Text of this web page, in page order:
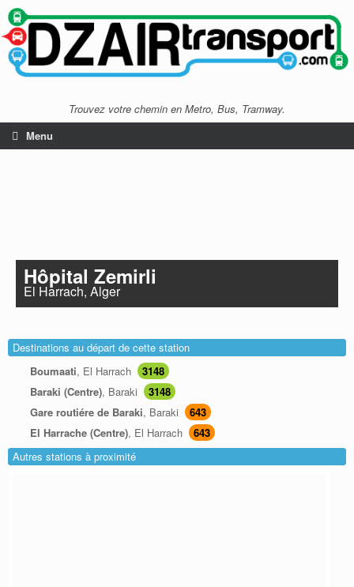
Trouvez votre chemin en Metro, Bus, Tramway.
Menu
Hôpital Zemirli
El Harrach, Alger
Destinations au départ de cette station
Boumaati, El Harrach
3148
Baraki (Centre), Baraki
3148
Gare routiére de Baraki, Baraki
643
El Harrache (Centre), El Harrach
643
Autres stations à proximité